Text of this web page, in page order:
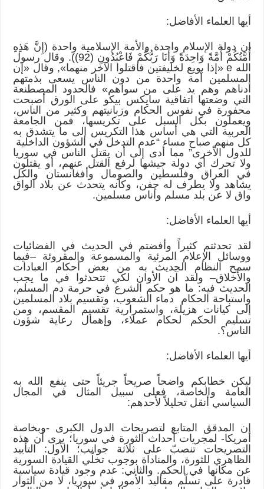
أيها العلماء الأفاضل:
إن دولة الإسلام واحدة والأمة الإسلامية واحدة (إِنَّ هَذِهِ
أُمَّتُكُمْ أُمَّةً وَاحِدَةً وَأَنَا رَبُّكُمْ فَاعْبُدُونِ (92)). وقال رسول
الله e «إذا بويع لخليفتين فاقتلوا الآخر منهما», وقال «إن
المسلمين أمة واحدة من دون الناس يسعى بذمتهم
أدناهم وهم يد على من سواهم» فالحدود المصطنعة
التي وضعتها اتفاقية سايكس بيكو على الورق أصبحت
محفورة في نفوس الحكام وزبانيتهم وكثير من الناس،
ويعملون بكل السبل على تكريسها، فمن الجامعة
العربية التي هي أساس هذا التكريس إلى ما يتشدق به
كل منهم صباح مساء “عدم التدخل في الشؤون الداخلية
للدول الأخرى” مما أدى إلى أن يقتل الناس في سوريا
ولا تحرك أي دولة جيشها لرفع القتل عنهم، أو يقتلون
في العراق وفلسطين والصومال وأفغانستان والكل
يشاهد ولا يطرف له جفن، وكأنه يتحدث عن بلاد الواق
واق لا عن بلد مسلم وأناس مسلمين.
أيها العلماء الأفاضل:
لقد تحدثتم كثيراً وأفضتم في الحديث في الفضائيات
ووسائل الإعلام المرئية والمسموعة والمقروئة –فيما
سمح النظام الحديث به من بعض أحكام العبادات
والأخلاق– ولقد آن الأوان لكي تتحدثوا في ما يجب
الحديث فيه: ما هو حكم الشرع في حرمة دم المسلم،
واستباحة الحكام دماء الشعوب، وتقسيم بلاد المسلمين
إلى كيانات هزيلة، واستمرارية تقسيم المقسم، ومن
تسليم الحكم لحكام عملاء، وإهمال رعاية شؤون
الناس؟.
أيها العلماء الأفاضل:
ليكن خطابكم واضحاً صريحاً جريئاً حتى ينفع الله به
العامة والخاصة، فعلى سبيل المثال في المجال
السياسي أنقل تحليلاً لأحدهم:
إن المدقق المتابع لتصريحات الدول الكبرى -وبخاصة
أمريكا- لمجريات أحداث الثورة في سوريا؛ يرى أن هذه
التصريحات تنصبّ على ثلاثة جوانب؛ الأول: التأييد
الظاهري للثورة، والمناداة بوجوب تخلّي القيادة السورية
عن مكانها في الحكم. والثاني: عدم وجود قيادة سياسية
قادرة على تسلّم مقاليد الأمور في سوريا، لا من الثوار